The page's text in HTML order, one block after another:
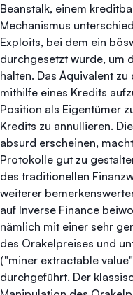
Beanstalk, einem
Mechanismus
Exploits, bei dem ein
durchgesetzt wurde, um
halten. Das Äquivalent
mithilfe eines Kredits
Position als Eigentümer
Kredits zu annullieren.
absurd erscheinen,
Protokolle gut zu
des traditionellen
weiterer
auf Inverse Finance
nämlich mit einer sehr
des Orakelpreises und
("miner extractable
durchgeführt. Der